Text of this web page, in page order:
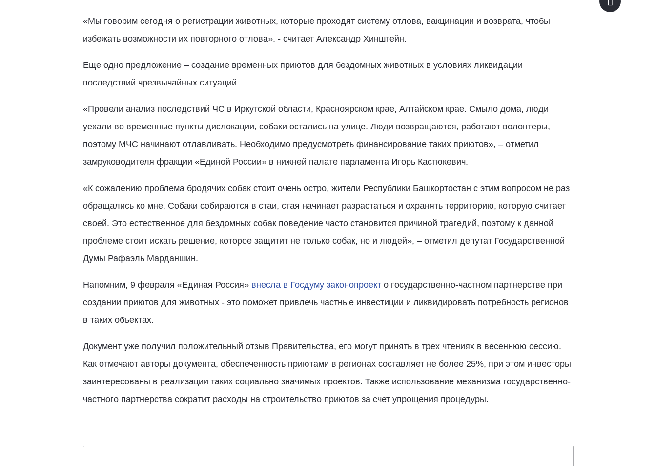
«Мы говорим сегодня о регистрации животных, которые проходят систему отлова, вакцинации и возврата, чтобы
избежать возможности их повторного отлова», - считает Александр Хинштейн.
Еще одно предложение – создание временных приютов для бездомных животных в условиях ликвидации
последствий чрезвычайных ситуаций.
«Провели анализ последствий ЧС в Иркутской области, Красноярском крае, Алтайском крае. Смыло дома, люди
уехали во временные пункты дислокации, собаки остались на улице. Люди возвращаются, работают волонтеры,
поэтому МЧС начинают отлавливать. Необходимо предусмотреть финансирование таких приютов», – отметил
замруководителя фракции «Единой России» в нижней палате парламента Игорь Кастюкевич.
«К сожалению проблема бродячих собак стоит очень остро, жители Республики Башкортостан с этим вопросом не раз
обращались ко мне. Собаки собираются в стаи, стая начинает разрастаться и охранять территорию, которую считает
своей. Это естественное для бездомных собак поведение часто становится причиной трагедий, поэтому к данной
проблеме стоит искать решение, которое защитит не только собак, но и людей», – отметил депутат Государственной
Думы Рафаэль Марданшин.
Напомним, 9 февраля «Единая Россия» внесла в Госдуму законопроекто государственно-частном партнерстве при
создании приютов для животных - это поможет привлечь частные инвестиции и ликвидировать потребность регионов
в таких объектах.
Документ уже получил положительный отзыв Правительства, его могут принять в трех чтениях в весеннюю сессию.
Как отмечают авторы документа, обеспеченность приютами в регионах составляет не более 25%, при этом инвесторы
заинтересованы в реализации таких социально значимых проектов. Также использование механизма государственно-
частного партнерства сократит расходы на строительство приютов за счет упрощения процедуры.